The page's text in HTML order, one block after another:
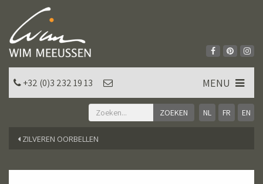
NL FR EN
+32 (0)3 232 19 13 MENU
ZILVEREN OORBELLEN